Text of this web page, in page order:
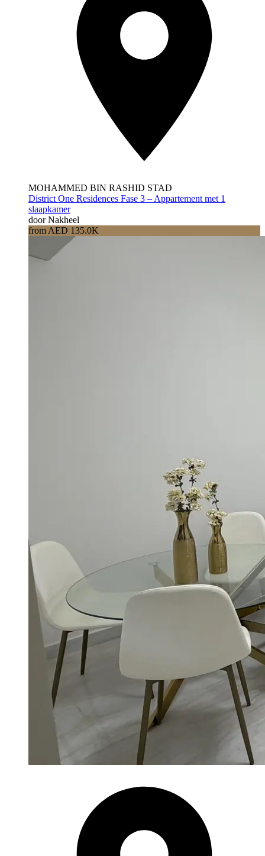
MOHAMMED BIN RASHID STAD
District One Residences Fase 3 – Appartement met 1
slaapkamer
door Nakheel
from AED 135.0K